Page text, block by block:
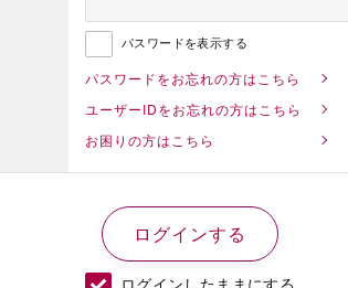
パスワードを表示する
パスワードをお忘れの方はこちら
ユーザーIDをお忘れの方はこちら
お困りの方はこちら
ログインしたままにする